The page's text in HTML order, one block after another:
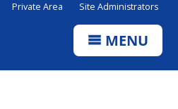
Private Area Site Administrators
MENU